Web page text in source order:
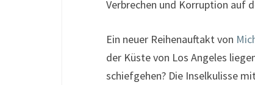
Verbrechen und Korruption auf
Ein neuer Reihenauftakt von
der Küste von Los Angeles
schiefgehen? Die Inselkulisse